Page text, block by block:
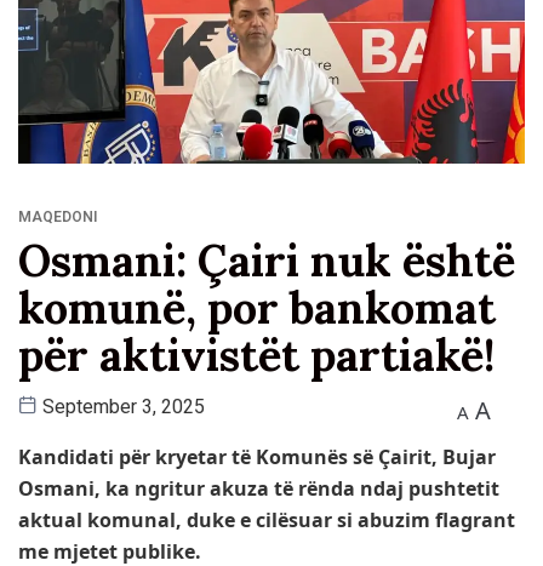
MAQEDONI
Osmani: Çairi nuk është
komunë, por bankomat
për aktivistët partiakë!
September 3, 2025 A A
Kandidati për kryetar të Komunës së Çairit, Bujar
Osmani, ka ngritur akuza të rënda ndaj pushtetit
aktual komunal, duke e cilësuar si abuzim flagrant
me mjetet publike.